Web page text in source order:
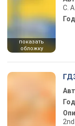
показать
обложку
С.